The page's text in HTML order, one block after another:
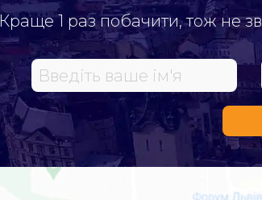
Краще 1 раз побачити, тож не